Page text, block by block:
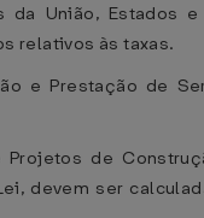
União, Estados
relativos às taxas.
e Prestação de
de
devem ser